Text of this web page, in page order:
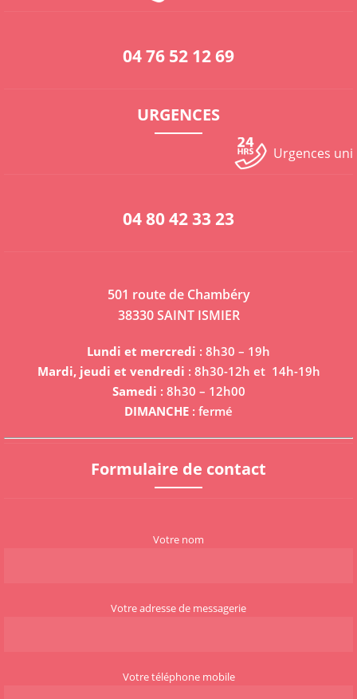
04 76 52 12 69
URGENCES
Urgences
04 80 42 33 23
501 route de Chambéry
38330 SAINT ISMIER
Lundi et mercredi : 8h30 – 19h
Mardi, jeudi et vendredi : 8h30-12h et 14h-19h
Samedi : 8h30 – 12h00
DIMANCHE : fermé
Formulaire de contact
Votre nom
Votre adresse de messagerie
Votre téléphone mobile